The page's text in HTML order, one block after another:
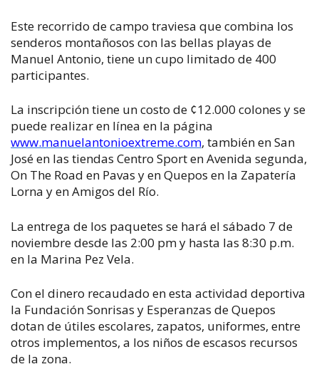
Este recorrido de campo traviesa que combina los
senderos montañosos con las bellas playas de
Manuel Antonio, tiene un cupo limitado de 400
participantes.
La inscripción tiene un costo de ¢12.000 colones y se
puede realizar en línea en la página
www.manuelantonioextreme.com, también en San
José en las tiendas Centro Sport en Avenida segunda,
On The Road en Pavas y en Quepos en la Zapatería
Lorna y en Amigos del Río.
La entrega de los paquetes se hará el sábado 7 de
noviembre desde las 2:00 pm y hasta las 8:30 p.m.
en la Marina Pez Vela.
Con el dinero recaudado en esta actividad deportiva
la Fundación Sonrisas y Esperanzas de Quepos
dotan de útiles escolares, zapatos, uniformes, entre
otros implementos, a los niños de escasos recursos
de la zona.